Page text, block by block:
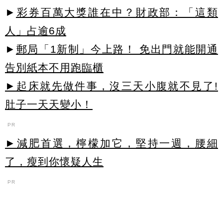
► 彩券百萬大獎誰在中？財政部：「這類
人」占逾6成
► 郵局「1新制」今上路！ 免出門就能開通
告別紙本不用跑臨櫃
►起床就先做件事，沒三天小腹就不見了!
肚子一天天變小！
PR
►減肥首選，檸檬加它，堅持一週，腰細
了，瘦到你懷疑人生
PR